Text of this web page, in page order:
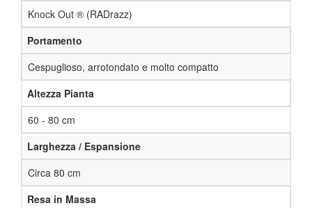
Knock Out ® (RADrazz)
Portamento
Cespuglioso, arrotondato e molto compatto
Altezza Pianta
60 - 80 cm
Larghezza / Espansione
Circa 80 cm
Resa in Massa